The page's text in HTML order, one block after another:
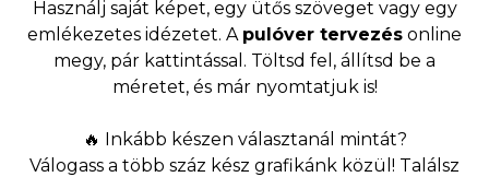
Használj saját képet, egy ütős szöveget vagy egy
emlékezetes idézetet. A pulóver tervezés online
megy, pár kattintással. Töltsd fel, állítsd be a
méretet, és már nyomtatjuk is!
🔥 Inkább készen választanál mintát?
Válogass a több száz kész grafikánk közül! Találsz